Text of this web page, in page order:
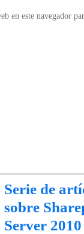
en este navegador
Serie de
sobre
Server 2010